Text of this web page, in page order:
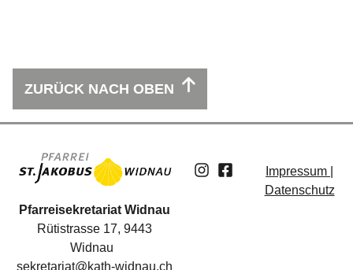
ZURÜCK NACH OBEN
Pfarreisekretariat Widnau
Rütistrasse 17, 9443
Widnau
sekretariat@kath-widnau.ch
Impressum |
Datenschutz